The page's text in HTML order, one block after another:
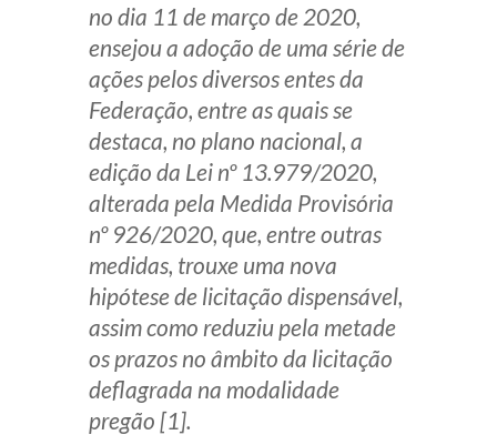
Capacitação
Zênite Online
Eventos presenciais
Zênite in Company
Diferenciais
Receba por RSS
Av. Sete de Setembro, 4698
Batel Curitiba
no dia 11 de março de 2020,
ensejou a adoção de uma série de
ações pelos diversos entes da
Federação, entre as quais se
destaca, no plano nacional, a
edição da Lei nº 13.979/2020,
alterada pela Medida Provisória
nº 926/2020, que, entre outras
medidas, trouxe uma nova
hipótese de licitação dispensável,
assim como reduziu pela metade
os prazos no âmbito da licitação
deflagrada na modalidade
pregão [1].